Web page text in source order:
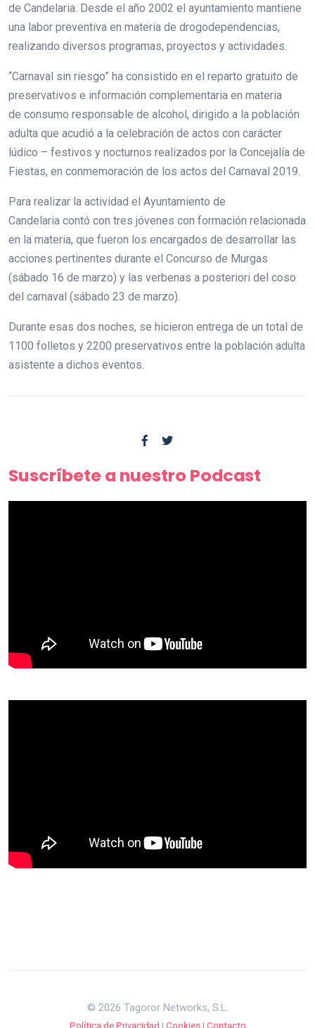
de Candelaria. Desde el año 2002 el ayuntamiento mantiene
una labor preventiva en materia de drogodependencias,
realizando diversos programas, proyectos y actividades.
“Carnaval sin riesgo” ha consistido en el reparto gratuito de
preservativos e información complementaria en materia
de consumo responsable de alcohol, dirigido a la población
adulta que acudió a la celebración de actos con carácter
lúdico – festivos y nocturnos realizados por la Concejalía de
Fiestas, en conmemoración de los actos del Carnaval 2019.
Para realizar la actividad el Ayuntamiento de
Candelaria contó con tres jóvenes con formación relacionada
en la materia, que fueron los encargados de desarrollar las
acciones pertinentes durante el Concurso de Murgas
(sábado 16 de marzo) y las verbenas a posteriori del coso
del carnaval (sábado 23 de marzo).
Durante esas dos noches, se hicieron entrega de un total de
1100 folletos y 2200 preservativos entre la población adulta
asistente a dichos eventos.
Suscríbete a nuestro Podcast
© 2026 Tagoror Networks, S.L.
Política de Privacidad | Cookies| Contacto